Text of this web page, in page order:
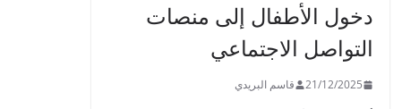
دخول الأطفال إلى منصات
التواصل الاجتماعي
21/12/2025 قاسم البريدي